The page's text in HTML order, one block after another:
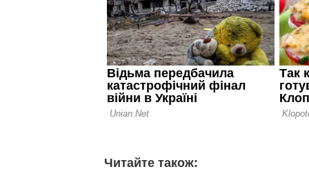
Читайте також: